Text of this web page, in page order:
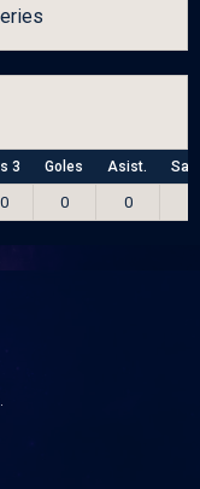
3 Goles Asist.
0 0 0